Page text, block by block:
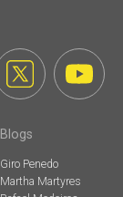
Blogs
Giro Penedo
Martha Martyres